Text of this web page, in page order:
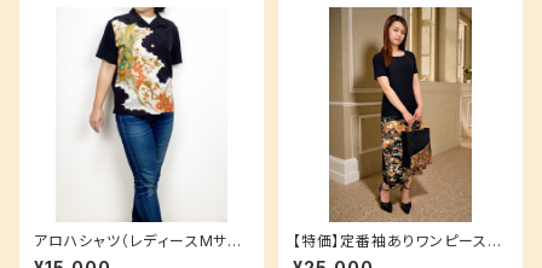
アロハシャツ（レディースMサイ
ズ）洗える加工付き着物地でお
【特価】定番袖ありワンピースS
サイズ(ロング丈) 裏地付き 洗え